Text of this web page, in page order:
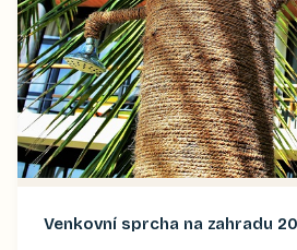
Venkovní sprcha na zahradu